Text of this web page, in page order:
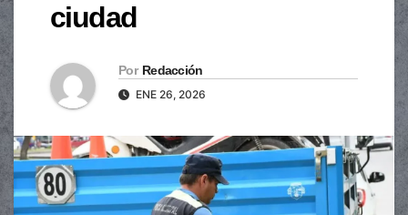
ciudad
Por Redacción
ENE 26, 2026